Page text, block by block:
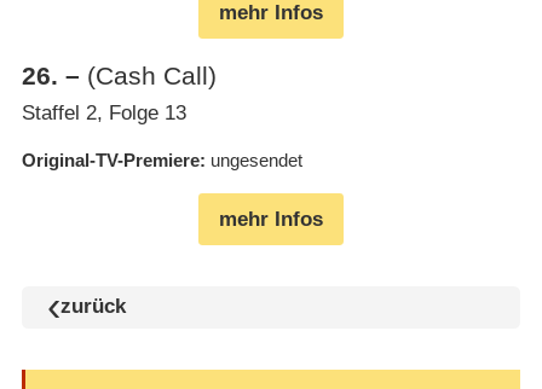
mehr Infos
26. – (Cash Call)
Staffel 2, Folge 13
Original-TV-Premiere ungesendet
mehr Infos
zurück